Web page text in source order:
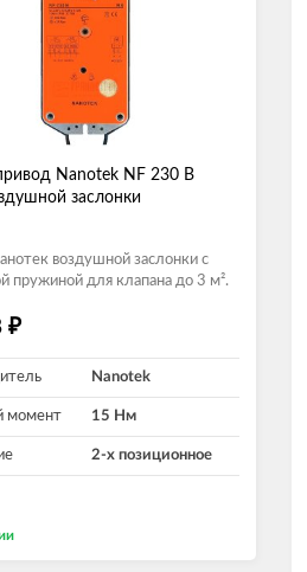
Nanotek NF 230 B
заслонки
воздушной заслонки с
пружиной для клапана до 3 м².
₽
Nanotek
момент 15 Нм
2-х позиционное